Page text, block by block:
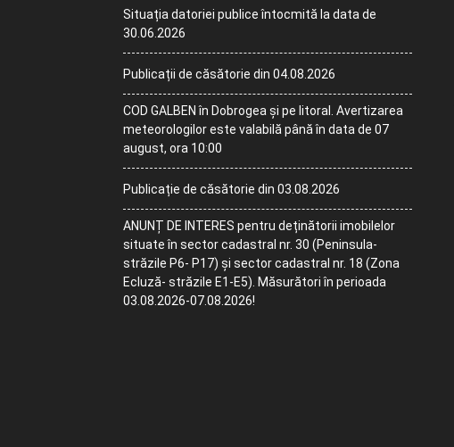
Situația datoriei publice întocmită la data de
30.06.2026
Publicații de căsătorie din 04.08.2026
COD GALBEN în Dobrogea și pe litoral. Avertizarea
meteorologilor este valabilă până în data de 07
august, ora 10:00
Publicație de căsătorie din 03.08.2026
ANUNȚ DE INTERES pentru deținătorii imobilelor
situate în sector cadastral nr. 30 (Peninsula-
străzile P6- P17) și sector cadastral nr. 18 (Zona
Ecluză- străzile E1-E5). Măsurători în perioada
03.08.2026-07.08.2026!